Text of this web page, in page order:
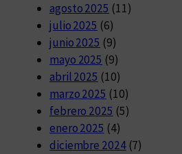
agosto 2025 (11)
julio 2025 (6)
junio 2025 (9)
mayo 2025 (9)
abril 2025 (10)
marzo 2025 (10)
febrero 2025 (5)
enero 2025 (4)
diciembre 2024(7)